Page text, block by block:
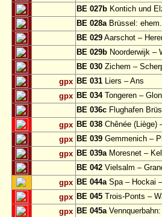
BE 027b Kontich und
BE 028aBrüssel:
BE 029 Aarschot –
BE 029b Noorderwijk –
BE 030 Zichem –
gpx BE 031 Liers – Ans
gpx BE 034Tongeren –
BE 036c Flughafen
gpx BE 038 Chênée (Liège)
gpx BE 039 Gemmenich –
gpx BE 039aMoresnet –
BE 042 Vielsalm –
gpx BE 044aSpa – Hockai
gpx BE 045 Trois-Ponts –
gpx BE 045a